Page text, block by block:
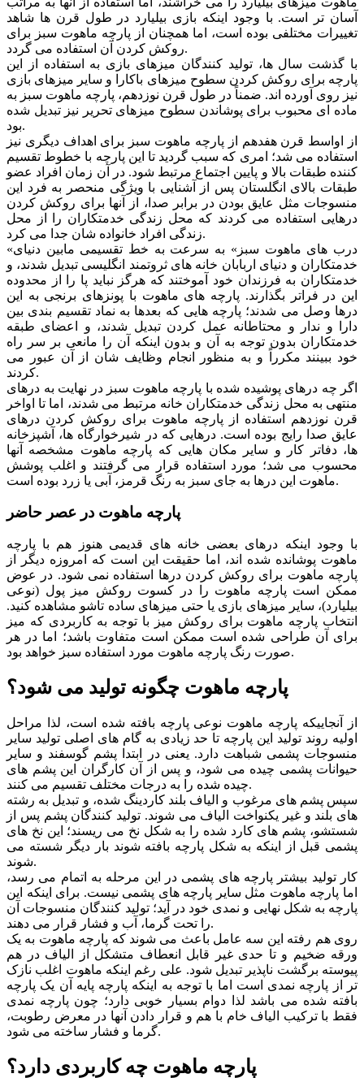
آسان تر است. با وجود اینکه بازی بیلیارد در طول قرن ها شاهد
تغییرات مختلفی بوده است، اما همچنان از پارچه ماهوت سبز برای
روکش کردن آن استفاده می گردد.
با گذشت سال ها، تولید کنندگان میزهای بازی به استفاده از این
پارچه برای روکش کردن سطوح میزهای باکارا و سایر میزهای بازی
نیز روی آورده اند. ضمناً در طول قرن نوزدهم، پارچه ماهوت سبز به
ماده ای محبوب برای پوشاندن سطوح میزهای تحریر نیز تبدیل شده
بود.
از اواسط قرن هفدهم از پارچه ماهوت سبز برای اهداف دیگری نیز
استفاده می شد؛ امری که سبب گردید تا این پارچه با خطوط تقسیم
کننده طبقات بالا و پایین اجتماع مرتبط شود. در آن زمان افراد عضو
طبقات بالای انگلستان پس از آشنایی با ویژگی منحصر به فرد این
منسوجات مثل عایق بودن در برابر صدا، از آنها برای روکش کردن
درهایی استفاده می کردند که محل زندگی خدمتکاران را از محل
زندگی افراد خانواده شان جدا می کرد.
«درب های ماهوت سبز» به سرعت به خط تقسیمی مابین دنیای
خدمتکاران و دنیای اربابان خانه های ثروتمند انگلیسی تبدیل شدند، و
خدمتکاران به فرزندان خود آموختند که هرگز نباید پا را از محدوده
این در فراتر بگذارند. پارچه های ماهوت با پونزهای برنجی به این
درها وصل می شدند؛ پارچه هایی که بعدها به نماد تقسیم بندی بین
دارا و ندار و محتاطانه عمل کردن تبدیل شدند، و اعضای طبقه
خدمتکاران بدون توجه به آن و بدون اینکه آن را مانعی بر سر راه
خود ببینند مکرراً و به منظور انجام وظایف شان از آن عبور می
کردند.
اگر چه درهای پوشیده شده با پارچه ماهوت سبز در نهایت به درهای
منتهی به محل زندگی خدمتکاران خانه مرتبط می شدند، اما تا اواخر
قرن نوزدهم استفاده از پارچه ماهوت برای روکش کردن درهای
عایق صدا رایج بوده است. درهایی که در شیرخوارگاه ها، آشپزخانه
ها، دفاتر کار و سایر مکان هایی که پارچه ماهوت مشخصه آنها
محسوب می شد؛ مورد استفاده قرار می گرفتند و اغلب پوشش
ماهوت این درها به جای سبز به رنگ قرمز، آبی یا زرد بوده است.
پارچه ماهوت در عصر حاضر
با وجود اینکه درهای بعضی خانه های قدیمی هنوز هم با پارچه
ماهوت پوشانده شده اند، اما حقیقت این است که امروزه دیگر از
پارچه ماهوت برای روکش کردن درها استفاده نمی شود. در عوض
ممکن است پارچه ماهوت را در کسوت روکش میز پول (نوعی
بیلیارد)، سایر میزهای بازی یا حتی میزهای ساده تاشو مشاهده کنید.
انتخاب پارچه ماهوت برای روکش میز با توجه به کاربردی که میز
برای آن طراحی شده است ممکن است متفاوت باشد؛ اما در هر
صورت رنگ پارچه ماهوت مورد استفاده سبز خواهد بود.
پارچه ماهوت چگونه تولید می شود؟
از آنجاییکه پارچه ماهوت نوعی پارچه بافته شده است، لذا مراحل
اولیه روند تولید این پارچه تا حد زیادی به گام های اصلی تولید سایر
منسوجات پشمی شباهت دارد. یعنی در ابتدا پشم گوسفند و سایر
حیوانات پشمی چیده می شود، و پس از آن کارگران این پشم های
چیده شده را به درجات مختلف تقسیم می کنند.
سپس پشم های مرغوب و الیاف بلند کاردینگ شده، و تبدیل به رشته
های بلند و غیر یکنواخت الیاف می شوند. تولید کنندگان پشم پس از
شستشو، پشم های کارد شده را به شکل نخ می ریسند؛ این نخ های
پشمی قبل از اینکه به شکل پارچه بافته شوند بار دیگر شسته می
شوند.
کار تولید بیشتر پارچه های پشمی در این مرحله به اتمام می رسد،
اما پارچه ماهوت مثل سایر پارچه های پشمی نیست. برای اینکه این
پارچه به شکل نهایی و نمدی خود در آید؛ تولید کنندگان منسوجات آن
را تحت گرما، آب و فشار قرار می دهند.
روی هم رفته این سه عامل باعث می شوند که پارچه ماهوت به یک
ورقه ضخیم و تا حدی غیر قابل انعطاف متشکل از الیاف در هم
پیوسته برگشت ناپذیر تبدیل شود. علی رغم اینکه ماهوت اغلب نازک
تر از پارچه نمدی است اما با توجه به اینکه پارچه پایه آن یک پارچه
بافته شده می باشد لذا دوام بسیار خوبی دارد؛ چون پارچه نمدی
فقط با ترکیب الیاف خام با هم و قرار دادن آنها در معرض رطوبت،
گرما و فشار ساخته می شود.
پارچه ماهوت چه کاربردی دارد؟